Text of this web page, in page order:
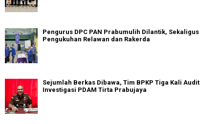
Pengurus DPC PAN Prabumulih Dilantik, Sekaligus
Pengukuhan Relawan dan Rakerda
Sejumlah Berkas Dibawa, Tim BPKP Tiga Kali Audit
Investigasi PDAM Tirta Prabujaya